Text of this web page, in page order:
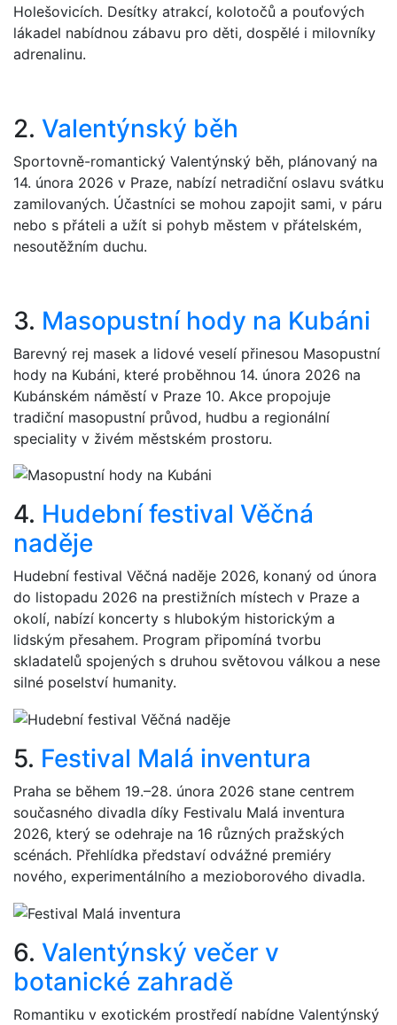
Holešovicích. Desítky atrakcí, kolotočů a pouťových
lákadel nabídnou zábavu pro děti, dospělé i milovníky
adrenalinu.
2. Valentýnský běh
Sportovně-romantický Valentýnský běh, plánovaný na
14. února 2026 v Praze, nabízí netradiční oslavu svátku
zamilovaných. Účastníci se mohou zapojit sami, v páru
nebo s přáteli a užít si pohyb městem v přátelském,
nesoutěžním duchu.
3. Masopustní hody na Kubáni
Barevný rej masek a lidové veselí přinesou Masopustní
hody na Kubáni, které proběhnou 14. února 2026 na
Kubánském náměstí v Praze 10. Akce propojuje
tradiční masopustní průvod, hudbu a regionální
speciality v živém městském prostoru.
4. Hudební festival Věčná
naděje
Hudební festival Věčná naděje 2026, konaný od února
do listopadu 2026 na prestižních místech v Praze a
okolí, nabízí koncerty s hlubokým historickým a
lidským přesahem. Program připomíná tvorbu
skladatelů spojených s druhou světovou válkou a nese
silné poselství humanity.
5. Festival Malá inventura
Praha se během 19.–28. února 2026 stane centrem
současného divadla díky Festivalu Malá inventura
2026, který se odehraje na 16 různých pražských
scénách. Přehlídka představí odvážné premiéry
nového, experimentálního a mezioborového divadla.
6. Valentýnský večer v
botanické zahradě
Romantiku v exotickém prostředí nabídne Valentýnský